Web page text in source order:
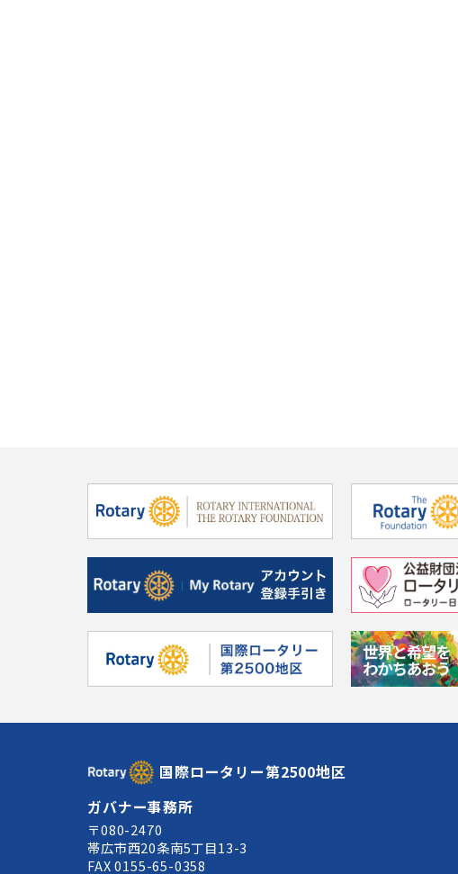
国際ロータリー第2500地区
ガバナー事務所
〒080-2470
帯広市西20条南5丁目13-3
FAX 0155-65-0358